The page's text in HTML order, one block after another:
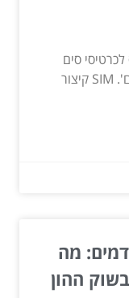
סים
בינלאומיים, בואו נבין מה זה 'כרטיס סים'. SIM קיצור
מה
ההון